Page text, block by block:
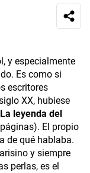
y especialmente
Es como si
escritores
XX, hubiese
La leyenda del
El propio
de qué hablaba.
y siempre
perlas, es el